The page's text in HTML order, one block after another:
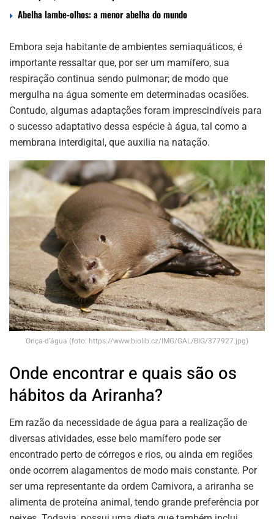
Abelha lambe-olhos: a menor abelha do mundo
Embora seja habitante de ambientes semiaquáticos, é
importante ressaltar que, por ser um mamífero, sua
respiração continua sendo pulmonar; de modo que
mergulha na água somente em determinadas ocasiões.
Contudo, algumas adaptações foram imprescindíveis para
o sucesso adaptativo dessa espécie à água, tal como a
membrana interdigital, que auxilia na natação.
Onça-d’água (foto: https://www.biolib.cz/IMG/GAL/BIG/377927.jpg)
Onde encontrar e quais são os
hábitos da Ariranha?
Em razão da necessidade de água para a realização de
diversas atividades, esse belo mamífero pode ser
encontrado perto de córregos e rios, ou ainda em regiões
onde ocorrem alagamentos de modo mais constante. Por
ser uma representante da ordem Carnivora, a ariranha se
alimenta de proteína animal, tendo grande preferência por